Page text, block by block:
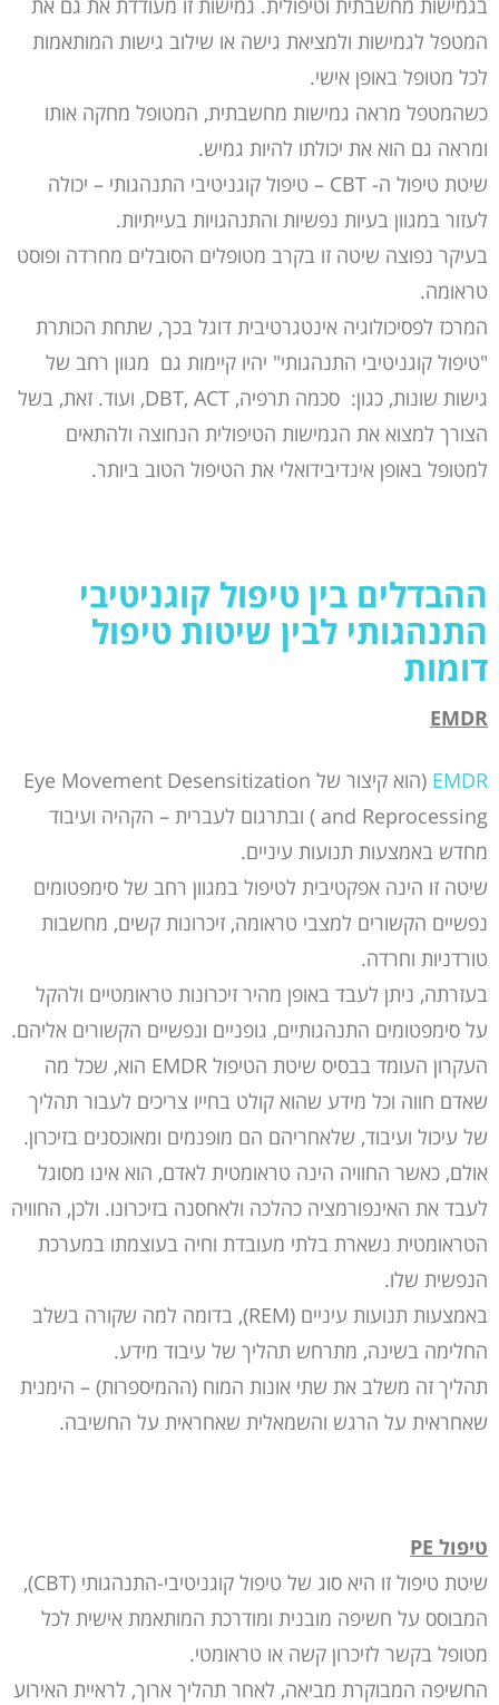
בגמישות מחשבתית וטיפולית. גמישות זו מעודדת את גם את
המטפל לגמישות ולמציאת גישה או שילוב גישות המותאמות
לכל מטופל באופן אישי.
כשהמטפל מראה גמישות מחשבתית, המטופל מחקה אותו
ומראה גם הוא את יכולתו להיות גמיש.
שיטת טיפול ה- CBT – טיפול קוגניטיבי התנהגותי – יכולה
לעזור במגוון בעיות נפשיות והתנהגויות בעייתיות.
בעיקר נפוצה שיטה זו בקרב מטופלים הסובלים מחרדה ופוסט
טראומה.
המרכז לפסיכולוגיה אינטגרטיבית דוגל בכך, שתחת הכותרת
"טיפול קוגניטיבי התנהגותי" יהיו קיימות גם מגוון רחב של
גישות שונות, כגון: סכמה תרפיה, DBT, ACT, ועוד. זאת, בשל
הצורך למצוא את הגמישות הטיפולית הנחוצה ולהתאים
למטופל באופן אינדיבידואלי את הטיפול הטוב ביותר.
ההבדלים בין טיפול קוגניטיבי
התנהגותי לבין שיטות טיפול
דומות
EMDR
EMDR
(הוא קיצור של Eye Movement Desensitization
and Reprocessing ) ובתרגום לעברית – הקהיה ועיבוד
מחדש באמצעות תנועות עיניים.
שיטה זו הינה אפקטיבית לטיפול במגוון רחב של סימפטומים
נפשיים הקשורים למצבי טראומה, זיכרונות קשים, מחשבות
טורדניות וחרדה.
בעזרתה, ניתן לעבד באופן מהיר זיכרונות טראומטיים ולהקל
על סימפטומים התנהגותיים, גופניים ונפשיים הקשורים אליהם.
העקרון העומד בבסיס שיטת הטיפול EMDR הוא, שכל מה
שאדם חווה וכל מידע שהוא קולט בחייו צריכים לעבור תהליך
של עיכול ועיבוד, שלאחריהם הם מופנמים ומאוכסנים בזיכרון.
אולם, כאשר החוויה הינה טראומטית לאדם, הוא אינו מסוגל
לעבד את האינפורמציה כהלכה ולאחסנה בזיכרונו. ולכן, החוויה
הטראומטית נשארת בלתי מעובדת וחיה בעוצמתו במערכת
הנפשית שלו.
באמצעות תנועות עיניים (REM), בדומה למה שקורה בשלב
החלימה בשינה, מתרחש תהליך של עיבוד מידע.
תהליך זה משלב את שתי אונות המוח (ההמיספרות) – הימנית
שאחראית על הרגש והשמאלית שאחראית על החשיבה.
טיפול PE
שיטת טיפול זו היא סוג של טיפול קוגניטיבי-התנהגותי (CBT),
המבוסס על חשיפה מובנית ומודרכת המותאמת אישית לכל
מטופל בקשר לזיכרון קשה או טראומטי.
החשיפה המבוקרת מביאה, לאחר תהליך ארוך, לראיית האירוע